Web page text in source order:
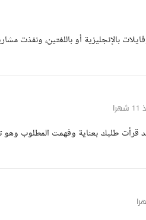
بالإنجليزية أو باللغتين، ونفذت
قرأت طلبك بعناية وفهمت المطلوب